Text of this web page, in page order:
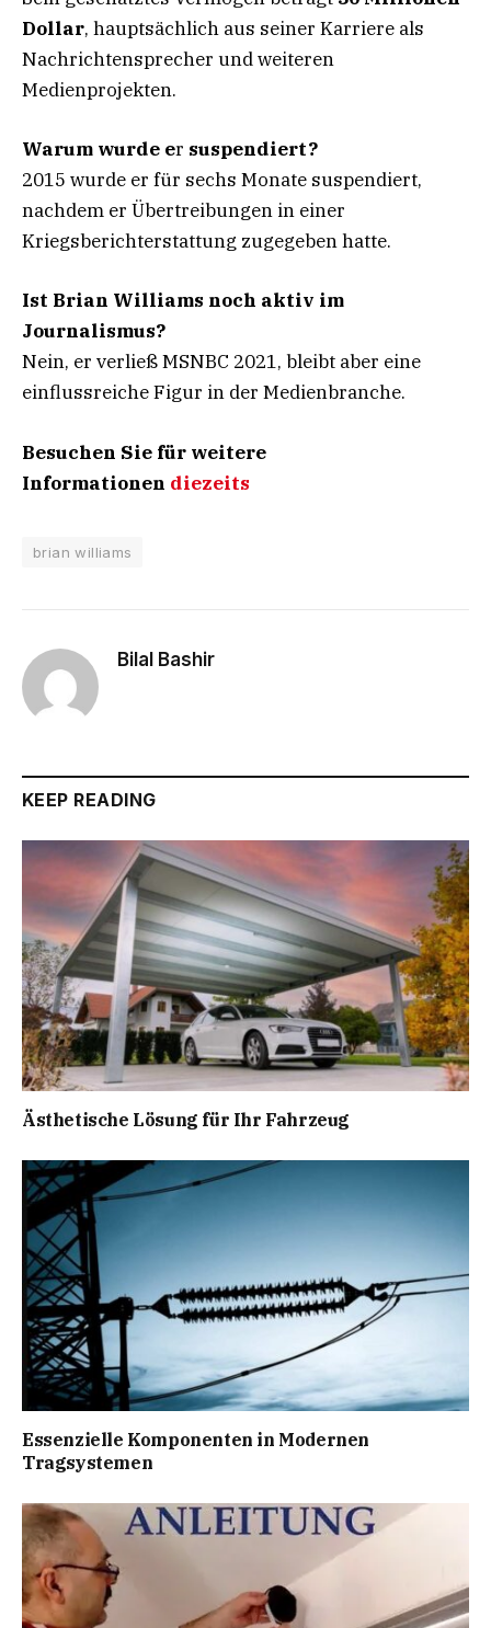
Dollar, hauptsächlich aus seiner Karriere als
Nachrichtensprecher und weiteren
Medienprojekten.
Warum wurde er suspendiert?
2015 wurde er für sechs Monate suspendiert,
nachdem er Übertreibungen in einer
Kriegsberichterstattung zugegeben hatte.
Ist Brian Williams noch aktiv im
Journalismus?
Nein, er verließ MSNBC 2021, bleibt aber eine
einflussreiche Figur in der Medienbranche.
Besuchen Sie für weitere
Informationen diezeits
brian williams
Bilal Bashir
KEEP READING
Ästhetische Lösung für Ihr Fahrzeug
Essenzielle Komponenten in Modernen
Tragsystemen